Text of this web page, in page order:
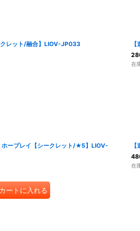
クレット/融合】LIOV-JP033
在
ホープレイ【シークレット/★5】LIOV-
ートに入れる
在